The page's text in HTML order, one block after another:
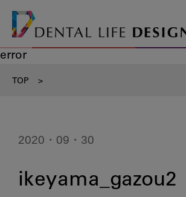
error
TOP >
2020・09・30
ikeyama_gazou2